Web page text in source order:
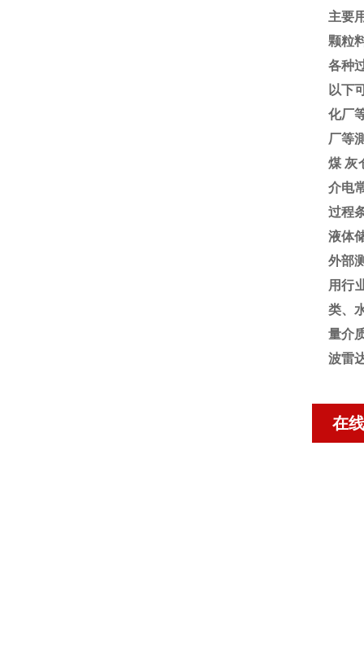
主要
颗粒
各种
以下
化厂
厂等
煤 灰
介电
过程
液体
外部
用行
类、
量介
波雷
在